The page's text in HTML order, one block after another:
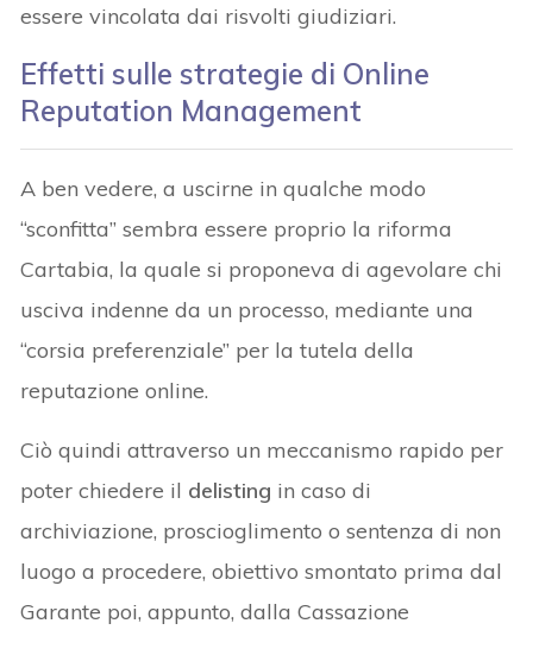
essere vincolata dai risvolti giudiziari.
Effetti sulle strategie di Online
Reputation Management
A ben vedere, a uscirne in qualche modo
“sconfitta” sembra essere proprio la riforma
Cartabia, la quale si proponeva di agevolare chi
usciva indenne da un processo, mediante una
“corsia preferenziale” per la tutela della
reputazione online.
Ciò quindi attraverso un meccanismo rapido per
poter chiedere il delisting in caso di
archiviazione, proscioglimento o sentenza di non
luogo a procedere, obiettivo smontato prima dal
Garante poi, appunto, dalla Cassazione